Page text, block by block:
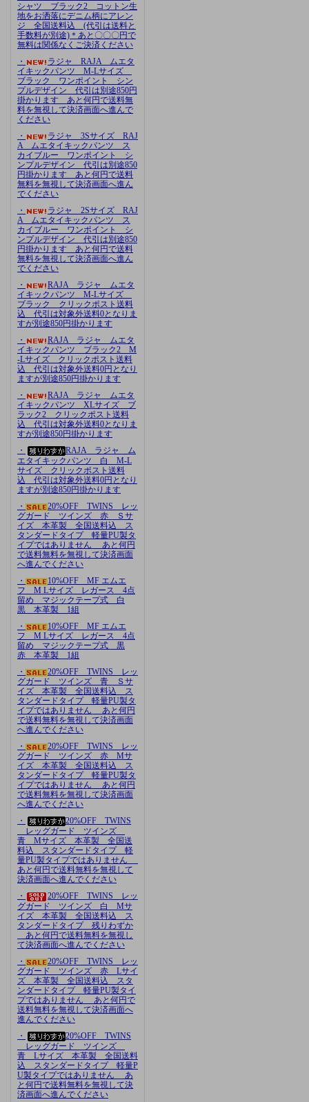
シャツ ブラック2 コットン生
地をお洒落にデニム柄にアレン
ジ 全国送料込 (代引は送料と
手数料が別途)＊あと〇〇〇円で
無料は関係なくご決済ください
・
ラジャ RAJA ムエタ
イキックパンツ M-Lサイズ
ブラック ワンポイント シン
プルデザイン 代引は別途850円
掛かります あと何円で送料無
料を無視して決済画面へ進んで
ください
・
ラジャ 3Sサイズ RAJ
A ムエタイキックパンツ ス
カイブルー ワンポイント シ
ンプルデザイン 代引は別途850
円掛かります あと何円で送料
無料を無視して決済画面へ進ん
でください
・
ラジャ 2Sサイズ RAJ
A ムエタイキックパンツ ス
カイブルー ワンポイント シ
ンプルデザイン 代引は別途850
円掛かります あと何円で送料
無料を無視して決済画面へ進ん
でください
・
RAJA ラジャ ムエタ
イキックパンツ M-Lサイズ
ブラック クリックポスト送料
込 代引は対象外送料0となりま
すが別途850円掛かります
・
RAJA ラジャ ムエタ
イキックパンツ ブラック2 M
-Lサイズ クリックポスト送料
込 代引は対象外送料0円となり
ますが別途850円掛かります
・
RAJA ラジャ ムエタ
イキックパンツ XLサイズ ブ
ラック2 クリックポスト送料
込 代引は対象外送料0となりま
すが別途850円掛かります
・
RAJA ラジャ ム
エタイキックパンツ 白 M-L
サイズ クリックポスト送料
込 代引は対象外送料0円となり
ますが別途850円掛かります
・
20%OFF TWINS レッ
グガード ツインズ 赤 Ｓサ
イズ 本革製 全国送料込 ス
タンダードタイプ 軽量PU製タ
イプではありません あと何円
で送料無料を無視して決済画面
へ進んでください
・
10%OFF MF エムエ
フ M Lサイズ レガース 4点
留め マジックテープ式 白
黒 本革製 1組
・
10%OFF MF エムエ
フ M Lサイズ レガース 4点
留め マジックテープ式 黒
赤 本革製 1組
・
20%OFF TWINS レッ
グガード ツインズ 青 Ｓサ
イズ 本革製 全国送料込 ス
タンダードタイプ 軽量PU製タ
イプではありません あと何円
で送料無料を無視して決済画面
へ進んでください
・
20%OFF TWINS レッ
グガード ツインズ 赤 Mサ
イズ 本革製 全国送料込 ス
タンダードタイプ 軽量PU製タ
イプではありません あと何円
で送料無料を無視して決済画面
へ進んでください
・
20%OFF TWINS
レッグガード ツインズ
青 Mサイズ 本革製 全国送
料込 スタンダードタイプ 軽
量PU製タイプではありません
あと何円で送料無料を無視して
決済画面へ進んでください
・
20%OFF TWINS レッ
グガード ツインズ 白 Mサ
イズ 本革製 全国送料込 ス
タンダードタイプ 残りわずか
あと何円で送料無料を無視し
て決済画面へ進んでください
・
20%OFF TWINS レッ
グガード ツインズ 赤 Lサイ
ズ 本革製 全国送料込 スタ
ンダードタイプ 軽量PU製タイ
プではありません あと何円で
送料無料を無視して決済画面へ
進んでください
・
20%OFF TWINS
レッグガード ツインズ
青 Lサイズ 本革製 全国送料
込 スタンダードタイプ 軽量P
U製タイプではありません あ
と何円で送料無料を無視して決
済画面へ進んでください